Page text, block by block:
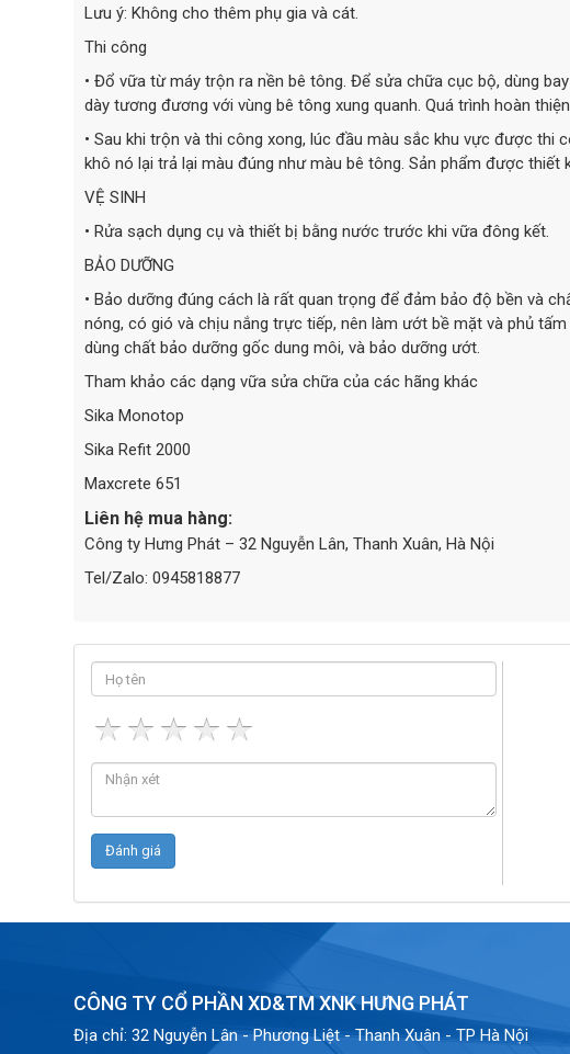
Lưu ý: Không cho thêm phụ gia và cát.
Thi công
• Đổ vữa từ máy trộn ra nền bê tông. Để sửa chữa cục bộ, dùng
dày tương đương với vùng bê tông xung quanh. Quá trình hoàn
• Sau khi trộn và thi công xong, lúc đầu màu sắc khu vực được thi
khô nó lại trả lại màu đúng như màu bê tông. Sản phẩm được
VỆ SINH
• Rửa sạch dụng cụ và thiết bị bằng nước trước khi vữa đông kết.
BẢO DƯỠNG
• Bảo dưỡng đúng cách là rất quan trọng để đảm bảo độ bền và
nóng, có gió và chịu nắng trực tiếp, nên làm ướt bề mặt và phủ
dùng chất bảo dưỡng gốc dung môi, và bảo dưỡng ướt.
Tham khảo các dạng vữa sửa chữa của các hãng khác
Sika Monotop
Sika Refit 2000
Maxcrete 651
Liên hệ mua hàng:
Công ty Hưng Phát – 32 Nguyễn Lân, Thanh Xuân, Hà Nội
Tel/Zalo: 0945818877
CÔNG TY CỔ PHẦN XD&TM XNK HƯNG PHÁT
Địa chỉ: 32 Nguyễn Lân - Phương Liệt - Thanh Xuân - TP Hà Nội